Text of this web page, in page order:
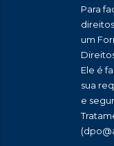
Para
um
Ele é
sua
e